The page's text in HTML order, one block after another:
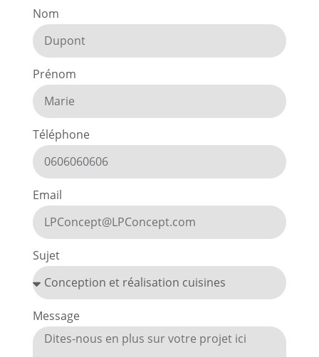
Nom
Prénom
Téléphone
Email
Sujet
Message